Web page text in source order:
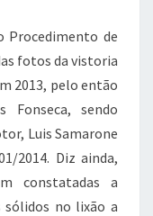
Procedimento de
fotos da vistoria
2013, pelo então
Fonseca, sendo
Luis Samarone
2014. Diz ainda,
constatadas a
sólidos no lixão a